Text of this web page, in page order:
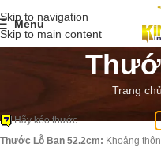
Skip to navigation
Skip to main content
Menu
Trang chủ
Hãy kéo thước
Thước Lỗ Ban 52.2cm: Khoảng